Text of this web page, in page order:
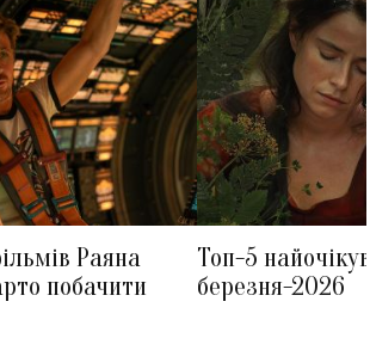
Раяна
побачити
Топ-5
березня-2026